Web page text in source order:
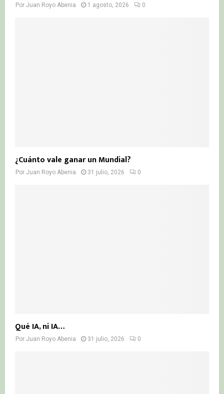
Por Juan Royo Abenia 1 agosto, 2026 0
¿Cuánto vale ganar un Mundial?
Por Juan Royo Abenia 31 julio, 2026 0
Qué IA, ni IA…
Por Juan Royo Abenia 31 julio, 2026 0